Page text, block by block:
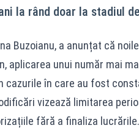
la rând doar la stadiul
Buzoianu, a anunțat că
aplicarea unui număr mai
cazurile în care au fost
vizează limitarea
fără a finaliza